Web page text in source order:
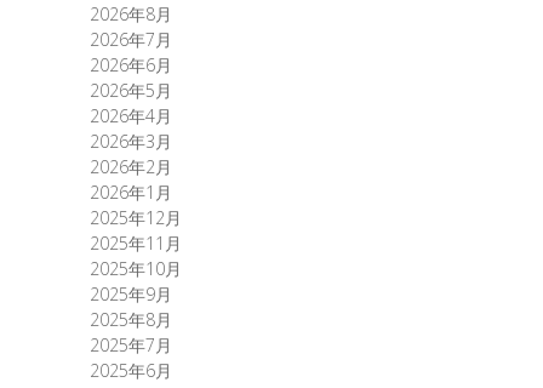
2026年8月
2026年7月
2026年6月
2026年5月
2026年4月
2026年3月
2026年2月
2026年1月
2025年12月
2025年11月
2025年10月
2025年9月
2025年8月
2025年7月
2025年6月